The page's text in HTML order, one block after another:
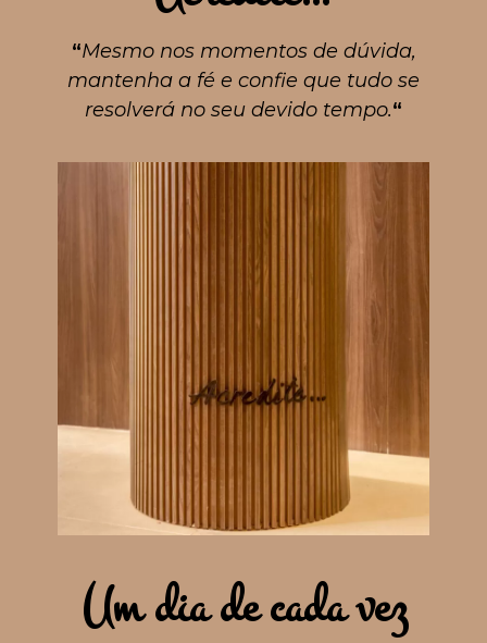
“Mesmo nos momentos de dúvida,
mantenha a fé e confie que tudo se
resolverá no seu devido tempo.“
Um dia de cada vez